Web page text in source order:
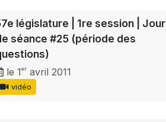
législature | 1re session | Jour
séance #25 (période des
le 1er avril 2011
vidéo